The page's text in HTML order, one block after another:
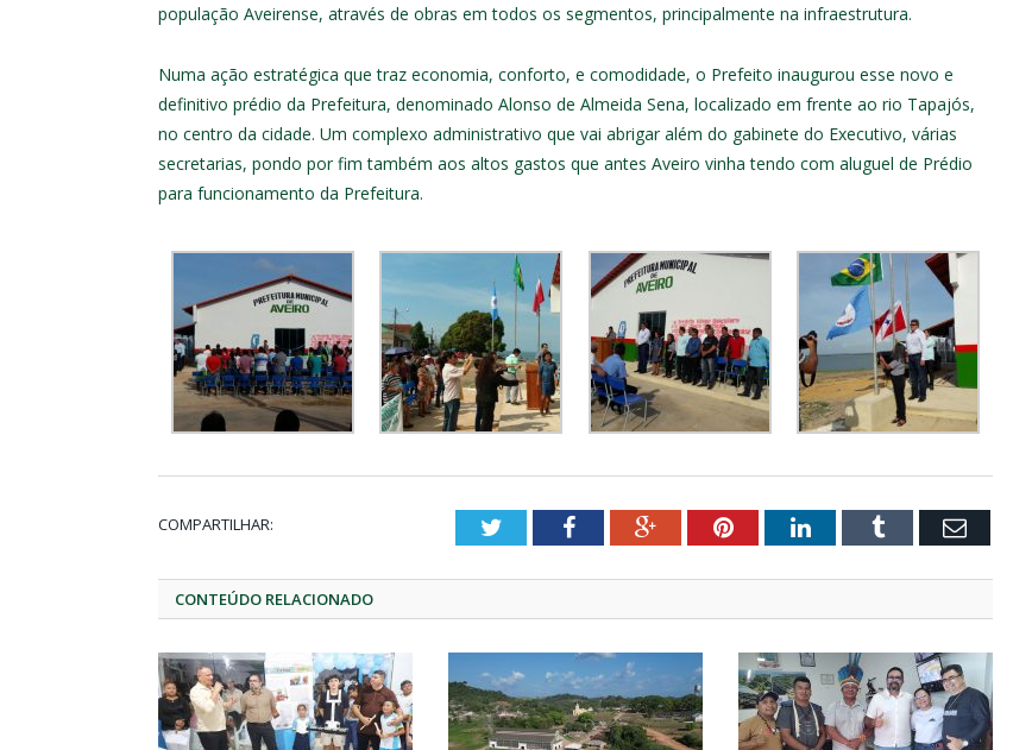
população Aveirense, através de obras em todos os segmentos, principalmente na infraestrutura.
Numa ação estratégica que traz economia, conforto, e comodidade, o Prefeito inaugurou esse novo e
definitivo prédio da Prefeitura, denominado Alonso de Almeida Sena, localizado em frente ao rio Tapajós,
no centro da cidade. Um complexo administrativo que vai abrigar além do gabinete do Executivo, várias
secretarias, pondo por fim também aos altos gastos que antes Aveiro vinha tendo com aluguel de Prédio
para funcionamento da Prefeitura.
COMPARTILHAR: TwitterFacebookGoogle+PinterestLinkedInTumblr Email
CONTEÚDO RELACIONADO